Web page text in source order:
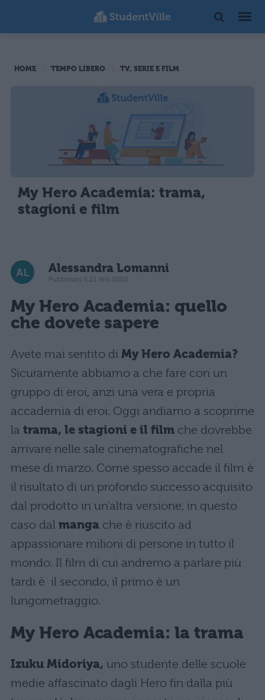
HOME TEMPO LIBERO TV, SERIE E FILM
My Hero Academia: trama,
stagioni e film
Alessandra Lomanni
Pubblicato il 21 feb 2020
My Hero Academia: quello
che dovete sapere
Avete mai sentito di My Hero Academia?
Sicuramente abbiamo a che fare con un
gruppo di eroi, anzi una vera e propria
accademia di eroi. Oggi andiamo a scoprirne
la trama, le stagioni e il film che dovrebbe
arrivare nelle sale cinematografiche nel
mese di marzo. Come spesso accade il film è
il risultato di un profondo successo acquisito
dal prodotto in un’altra versione, in questo
caso dal manga che è riuscito ad
appassionare milioni di persone in tutto il
mondo. Il film di cui andremo a parlare più
tardi è il secondo, il primo è un
lungometraggio.
My Hero Academia: la trama
Izuku Midoriya, uno studente delle scuole
medie affascinato dagli Hero fin dalla più